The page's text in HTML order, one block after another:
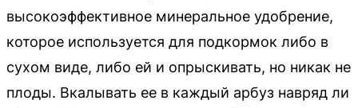
высокоэффективное минеральное удобрение,
которое используется для подкормок либо в
сухом виде, либо ей и опрыскивать, но никак не
плоды. Вкалывать ее в каждый арбуз навряд ли